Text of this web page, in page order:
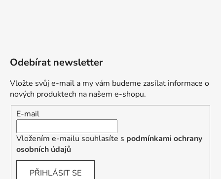
Odebírat newsletter
Vložte svůj e-mail a my vám budeme zasílat informace o
nových produktech na našem e-shopu.
E-mail
Vložením e-mailu souhlasíte s podmínkami ochrany
osobních údajů
PŘIHLÁSIT SE